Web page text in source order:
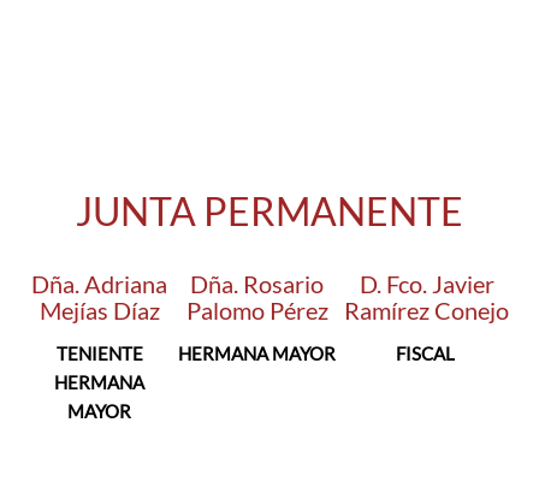
JUNTA PERMANENTE
Dña. Adriana
Mejías Díaz
TENIENTE
HERMANA
MAYOR
Dña. Rosario
Palomo Pérez
HERMANA MAYOR
D. Fco. Javier
Ramírez Conejo
FISCAL